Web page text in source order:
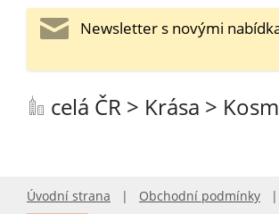
Newsletter s novými
celá ČR > Krása >
Úvodní strana | Obchodní podmínky